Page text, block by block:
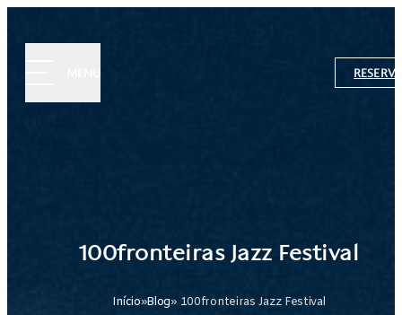
100fronteiras Jazz Festival
Início»Blog» 100fronteiras Jazz Festival